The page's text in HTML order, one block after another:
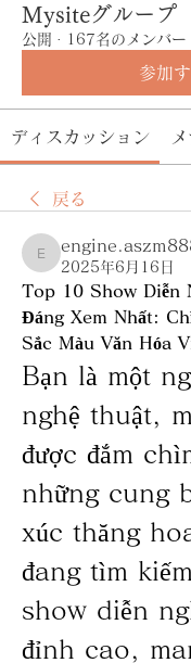
Mysiteグループ
公開 · 167名のメンバー
参加
ディスカッション
戻る
engine.aszm888
2025年6月16日
Top 10 Show Diễn
Đáng Xem Nhất:
Sắc Màu Văn Hóa
Bạn là một
nghệ thuật,
được đắm
những cung
xúc thăng
đang tìm
show diễn
đỉnh cao,